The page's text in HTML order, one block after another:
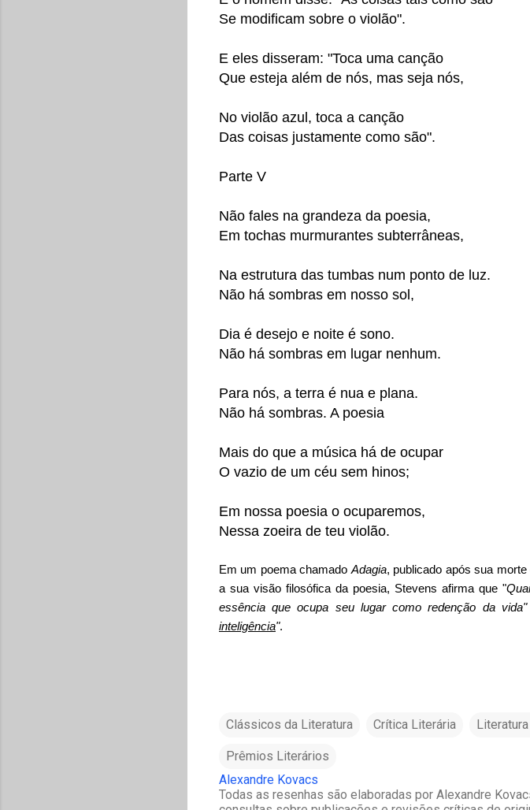
Se modificam sobre o violão".
E eles disseram: "Toca uma canção
Que esteja além de nós, mas seja nós,
No violão azul, toca a canção
Das coisas justamente como são".
Parte V
Não fales na grandeza da poesia,
Em tochas murmurantes subterrâneas,
Na estrutura das tumbas num ponto de luz.
Não há sombras em nosso sol,
Dia é desejo e noite é sono.
Não há sombras em lugar nenhum.
Para nós, a terra é nua e plana.
Não há sombras. A poesia
Mais do que a música há de ocupar
O vazio de um céu sem hinos;
Em nossa poesia o ocuparemos,
Nessa zoeira de teu violão.
Em um poema chamado Adagia, publicado após sua
a sua visão filosófica da poesia, Stevens afirma que "
essência que ocupa seu lugar como redenção da vida"
inteligência".
Clássicos da Literatura Crítica Literária
Prêmios Literários
Alexandre Kovacs
Todas as resenhas são elaboradas por Alexandre